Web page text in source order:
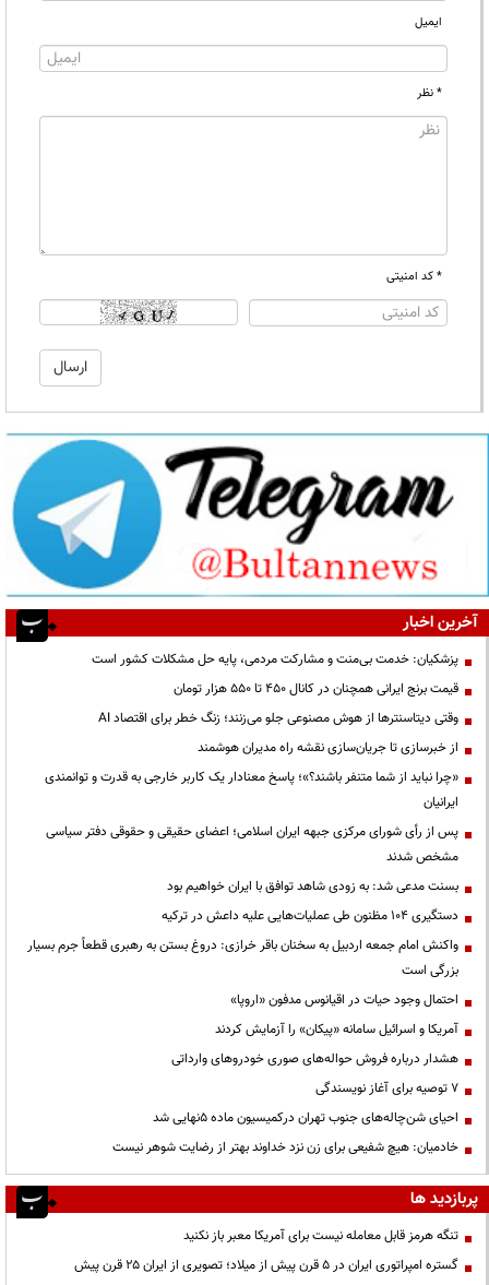
ایمیل
* نظر
* کد امنیتی
آخرین اخبار
پزشکیان: خدمت بی‌منت و مشارکت مردمی، پایه حل مشکلات کشور است
قیمت‌ برنج ایرانی همچنان در کانال ۴۵۰ تا ۵۵۰ هزار تومان
وقتی دیتاسنترها از هوش مصنوعی جلو می‌زنند؛ زنگ خطر برای اقتصاد AI
از خبرسازی تا جریان‌سازی نقشه راه مدیران هوشمند
«چرا نباید از شما متنفر باشند؟»؛ پاسخ معنادار یک کاربر خارجی به قدرت و توانمندی
ایرانیان
پس از رأی شورای مرکزی جبهه ایران اسلامی؛ اعضای حقیقی و حقوقی دفتر سیاسی
مشخص شدند
بسنت مدعی شد: به زودی شاهد توافق با ایران خواهیم بود
دستگیری ۱۰۴ مظنون طی عملیات‌هایی علیه داعش در ترکیه
واکنش امام جمعه اردبیل به سخنان باقر خرازی: دروغ بستن به رهبری قطعاً جرم بسیار
بزرگی است
احتمال وجود حیات در اقیانوس مدفون «اروپا»
آمریکا و اسرائیل سامانه «پیکان» را آزمایش کردند
هشدار درباره فروش حواله‌های صوری خودروهای وارداتی
۷ توصیه برای آغاز نویسندگی
احیای شن‌چاله‌های جنوب تهران درکمیسیون ماده ۵نهایی شد
خادمیان: هیچ شفیعی برای زن نزد خداوند بهتر از رضایت شوهر نیست
پربازدید ها
تنگه هرمز قابل معامله نیست برای آمریکا معبر باز نکنید
گستره امپراتوری ایران در ۵ قرن پیش از میلاد؛ تصویری از ایران ۲۵ قرن پیش